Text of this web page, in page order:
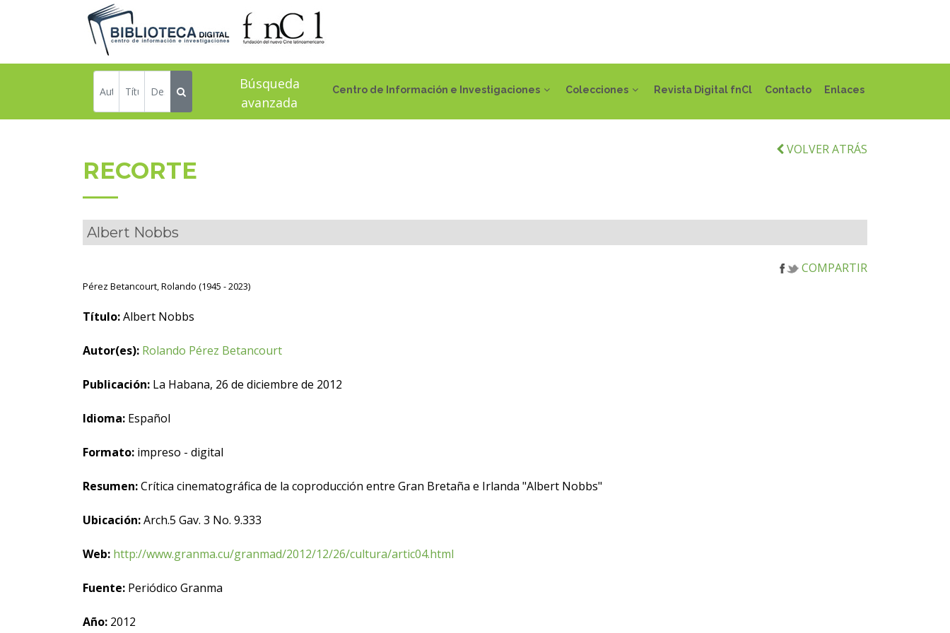
Centro de Información e Investigaciones Colecciones Revista Digital fnCl Contacto Enlaces
Búsqueda
avanzada
VOLVER ATRÁS
RECORTE
Albert Nobbs
COMPARTIR
Pérez Betancourt, Rolando (1945 - 2023)
Título:Albert Nobbs
Autor(es): Rolando Pérez Betancourt
Publicación: La Habana, 26 de diciembre de 2012
Idioma: Español
Formato: impreso - digital
Resumen:Crítica cinematográfica de la coproducción entre Gran Bretaña e Irlanda "Albert Nobbs"
Ubicación:Arch.5 Gav. 3 No. 9.333
Web: http://www.granma.cu/granmad/2012/12/26/cultura/artic04.html
Fuente: Periódico Granma
Año: 2012